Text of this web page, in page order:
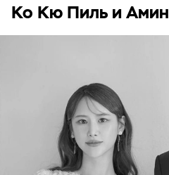
Ко Кю Пиль и Амин